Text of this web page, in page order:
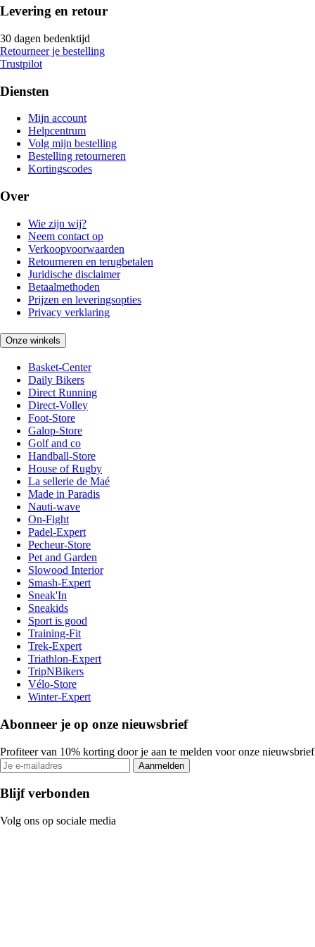
Levering en retour
30 dagen bedenktijd
Retourneer je bestelling
Trustpilot
Diensten
Mijn account
Helpcentrum
Volg mijn bestelling
Bestelling retourneren
Kortingscodes
Over
Wie zijn wij?
Neem contact op
Verkoopvoorwaarden
Retourneren en terugbetalen
Juridische disclaimer
Betaalmethoden
Prijzen en leveringsopties
Privacy verklaring
Onze winkels
Basket-Center
Daily Bikers
Direct Running
Direct-Volley
Foot-Store
Galop-Store
Golf and co
Handball-Store
House of Rugby
La sellerie de Maé
Made in Paradis
Nauti-wave
On-Fight
Padel-Expert
Pecheur-Store
Pet and Garden
Slowood Interior
Smash-Expert
Sneak'In
Sneakids
Sport is good
Training-Fit
Trek-Expert
Triathlon-Expert
TripNBikers
Vélo-Store
Winter-Expert
Abonneer je op onze nieuwsbrief
Profiteer van 10% korting door je aan te melden voor onze nieuwsbrief
Aanmelden
Blijf verbonden
Volg ons op sociale media